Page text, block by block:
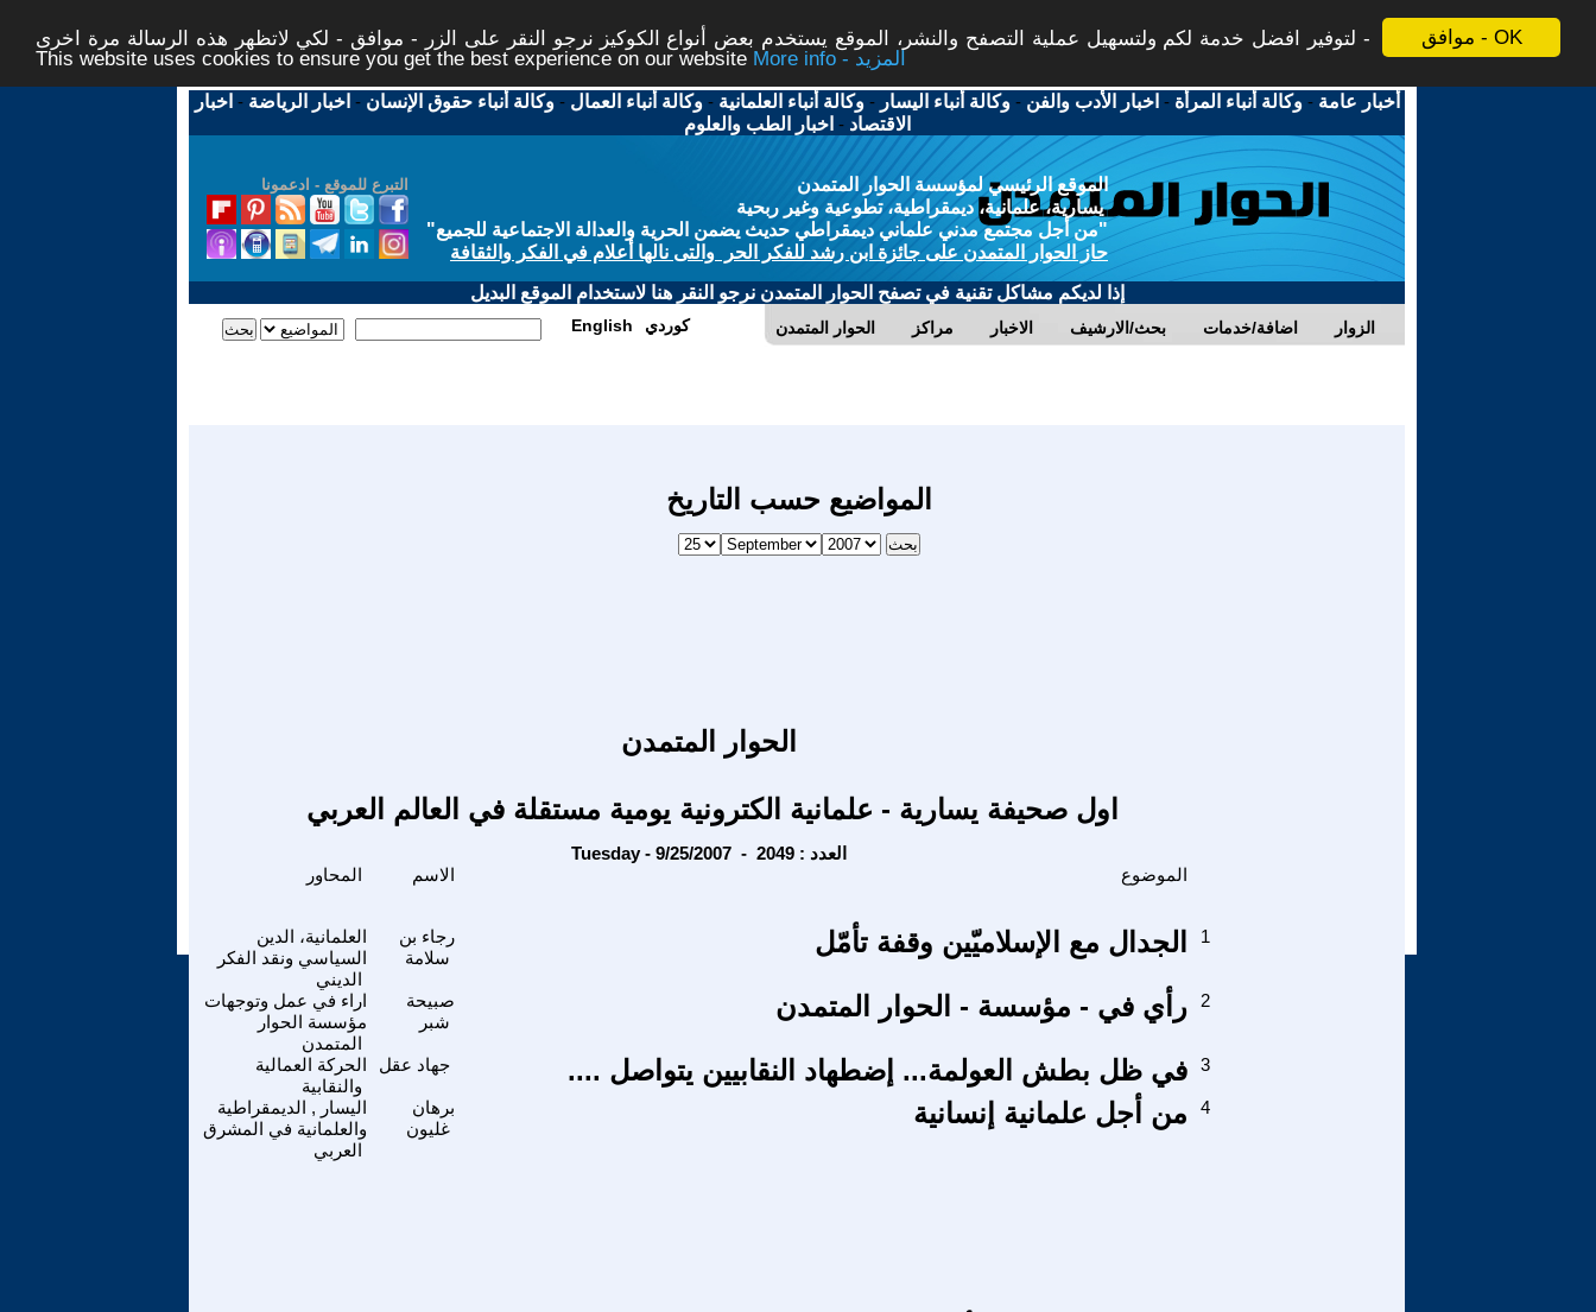
موافق - OK
لتوفير افضل خدمة لكم ولتسهيل عملية التصفح والنشر، الموقع يستخدم بعض أنواع الكوكيز نرجو النقر على الزر - موافق - لكي لاتظهر هذه الرسالة مرة اخرى -
This website uses cookies to ensure you get the best experience on our website
More info - المزيد
أخبار عامة -وكالة أنباء المرأة - اخبار الأدب والفن -وكالة أنباء اليسار -وكالة أنباء العلمانية -وكالة أنباء العمال -وكالة أنباء حقوق الإنسان - اخبار الرياضة - اخبار
الاقتصاد - اخبار الطب والعلوم
التبرع للموقع - ادعمونا
الموقع الرئيسي لمؤسسة الحوار المتمدن
يسارية، علمانية، ديمقراطية، تطوعية وغير ربحية
"من أجل مجتمع مدني علماني ديمقراطي حديث يضمن الحرية والعدالة الاجتماعية للجميع"
حاز الحوار المتمدن على جائزة ابن رشد للفكر الحر والتى نالها أعلام في الفكر والثقافة
إذا لديكم مشاكل تقنية في تصفح الحوار المتمدن نرجو النقر هنا لاستخدام الموقع البديل
الحوار المتمدن مراكز الاخبار بحث/الارشيف اضافة/خدمات الزوار English كوردي
المواضيع حسب التاريخ
الحوار المتمدن
اول صحيفة يسارية - علمانية الكترونية يومية مستقلة في العالم العربي
Tuesday - 9/25/2007 - العدد : 2049
الاسم الموضوع
العلمانية، الدين
السياسي ونقد الفكر
الديني
رجاء بن
سلامة
الجدال مع الإسلاميّين وقفة تأمّل 1
اراء في عمل وتوجهات
مؤسسة الحوار
المتمدن
صبيحة
شبر
رأي في - مؤسسة - الحوار المتمدن 2
الحركة العمالية
والنقابية
جهاد عقل في ظل بطش العولمة... إضطهاد النقابيين يتواصل .... 3
اليسار , الديمقراطية
والعلمانية في المشرق
العربي
برهان
غليون
من أجل علمانية إنسانية 4